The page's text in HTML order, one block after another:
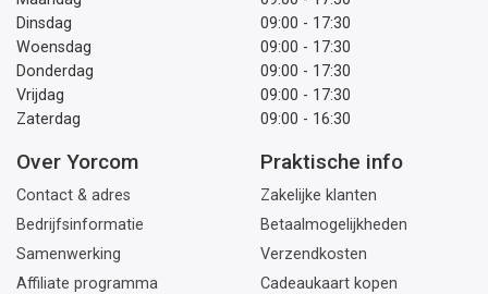
Dinsdag
09:00 - 17:30
Woensdag
09:00 - 17:30
Donderdag
09:00 - 17:30
Vrijdag
09:00 - 17:30
Zaterdag
09:00 - 16:30
Over Yorcom
Contact & adres
Bedrijfsinformatie
Samenwerking
Affiliate programma
Praktische info
Zakelijke klanten
Betaalmogelijkheden
Verzendkosten
Cadeaukaart kopen